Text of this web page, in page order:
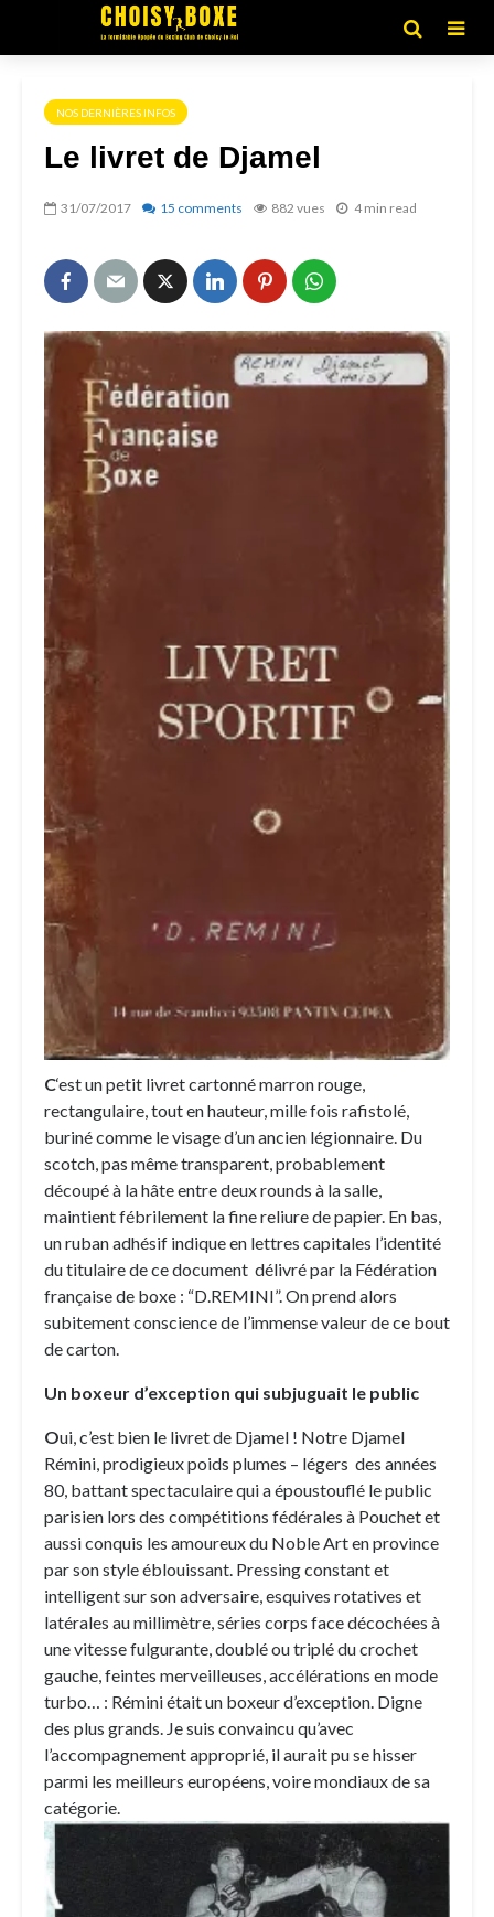
NOS DERNIÈRES INFOS
Le livret de Djamel
31/07/2017 15 comments 882 vues 4 min read
C‘est un petit livret cartonné marron rouge,
rectangulaire, tout en hauteur, mille fois rafistolé,
buriné comme le visage d’un ancien légionnaire. Du
scotch, pas même transparent, probablement
découpé à la hâte entre deux rounds à la salle,
maintient fébrilement la fine reliure de papier. En bas,
un ruban adhésif indique en lettres capitales l’identité
du titulaire de ce document délivré par la Fédération
française de boxe : “D.REMINI”. On prend alors
subitement conscience de l’immense valeur de ce bout
de carton.
Un boxeur d’exception qui subjuguait le public
Oui, c’est bien le livret de Djamel ! Notre Djamel
Rémini, prodigieux poids plumes – légers des années
80, battant spectaculaire qui a époustouflé le public
parisien lors des compétitions fédérales à Pouchet et
aussi conquis les amoureux du Noble Art en province
par son style éblouissant. Pressing constant et
intelligent sur son adversaire, esquives rotatives et
latérales au millimètre, séries corps face décochées à
une vitesse fulgurante, doublé ou triplé du crochet
gauche, feintes merveilleuses, accélérations en mode
turbo… : Rémini était un boxeur d’exception. Digne
des plus grands. Je suis convaincu qu’avec
l’accompagnement approprié, il aurait pu se hisser
parmi les meilleurs européens, voire mondiaux de sa
catégorie.